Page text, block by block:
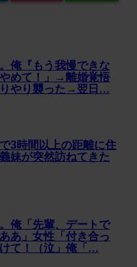
俺『もう我慢できな
めて！」→離婚覚悟
やり襲った→翌日…
3時間以上の距離に住
妹が突然訪ねてきた
俺「先輩、デートで
あ」女性「付き合っ
て！（泣」俺「…